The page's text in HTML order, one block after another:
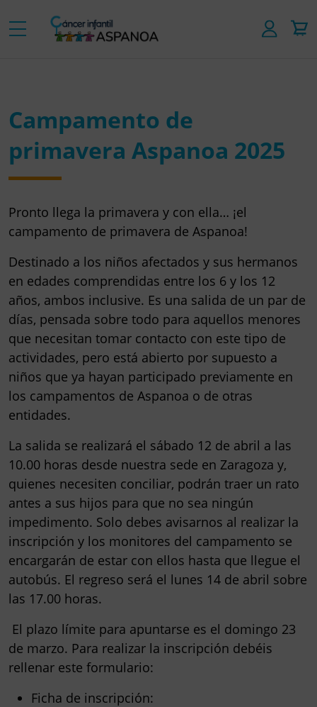
Campamento de
primavera Aspanoa 2025
Pronto llega la primavera y con ella… ¡el
campamento de primavera de Aspanoa!
Destinado a los niños afectados y sus hermanos
en edades comprendidas entre los 6 y los 12
años, ambos inclusive. Es una salida de un par de
días, pensada sobre todo para aquellos menores
que necesitan tomar contacto con este tipo de
actividades, pero está abierto por supuesto a
niños que ya hayan participado previamente en
los campamentos de Aspanoa o de otras
entidades.
La salida se realizará el sábado 12 de abril a las
10.00 horas desde nuestra sede en Zaragoza y,
quienes necesiten conciliar, podrán traer un rato
antes a sus hijos para que no sea ningún
impedimento. Solo debes avisarnos al realizar la
inscripción y los monitores del campamento se
encargarán de estar con ellos hasta que llegue el
autobús. El regreso será el lunes 14 de abril sobre
las 17.00 horas.
El plazo límite para apuntarse es el domingo 23
de marzo. Para realizar la inscripción debéis
rellenar este formulario:
Ficha de inscripción: